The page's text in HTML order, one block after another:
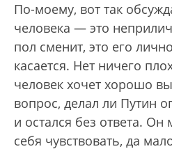
По-моему, вот так
человека — это
пол сменит, это его
касается. Нет ничего
человек хочет хорошо
вопрос, делал ли Путин
и остался без ответа. Он
себя чувствовать, да